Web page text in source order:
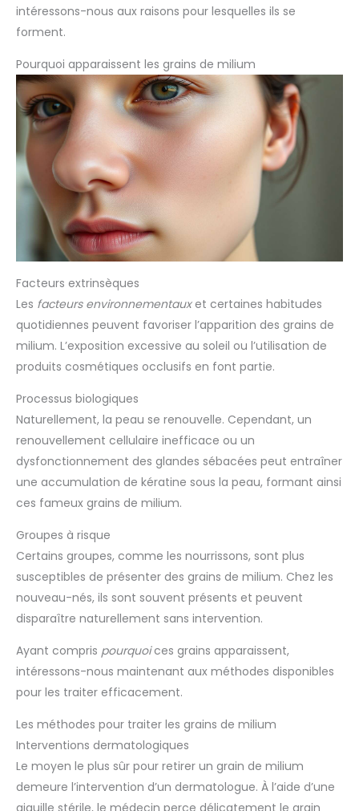
intéressons-nous aux raisons pour lesquelles ils se
forment.
Pourquoi apparaissent les grains de milium
Facteurs extrinsèques
Les facteurs environnementauxet certaines habitudes
quotidiennes peuvent favoriser l’apparition des grains de
milium. L’exposition excessive au soleil ou l’utilisation de
produits cosmétiques occlusifs en font partie.
Processus biologiques
Naturellement, la peau se renouvelle. Cependant, un
renouvellement cellulaire inefficace ou un
dysfonctionnement des glandes sébacées peut entraîner
une accumulation de kératine sous la peau, formant ainsi
ces fameux grains de milium.
Groupes à risque
Certains groupes, comme les nourrissons, sont plus
susceptibles de présenter des grains de milium. Chez les
nouveau-nés, ils sont souvent présents et peuvent
disparaître naturellement sans intervention.
Ayant compris pourquoices grains apparaissent,
intéressons-nous maintenant aux méthodes disponibles
pour les traiter efficacement.
Les méthodes pour traiter les grains de milium
Interventions dermatologiques
Le moyen le plus sûr pour retirer un grain de milium
demeure l’intervention d’un dermatologue. À l’aide d’une